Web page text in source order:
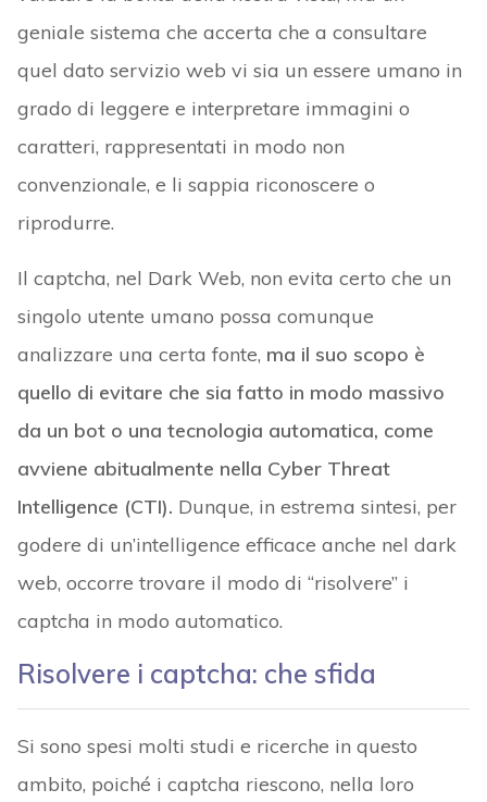
geniale sistema che accerta che a consultare
quel dato servizio web vi sia un essere umano in
grado di leggere e interpretare immagini o
caratteri, rappresentati in modo non
convenzionale, e li sappia riconoscere o
riprodurre.
Il captcha, nel Dark Web, non evita certo che un
singolo utente umano possa comunque
analizzare una certa fonte, ma il suo scopo è
quello di evitare che sia fatto in modo massivo
da un bot o una tecnologia automatica, come
avviene abitualmente nella Cyber Threat
Intelligence (CTI). Dunque, in estrema sintesi, per
godere di un’intelligence efficace anche nel dark
web, occorre trovare il modo di “risolvere” i
captcha in modo automatico.
Risolvere i captcha: che sfida
Si sono spesi molti studi e ricerche in questo
ambito, poiché i captcha riescono, nella loro